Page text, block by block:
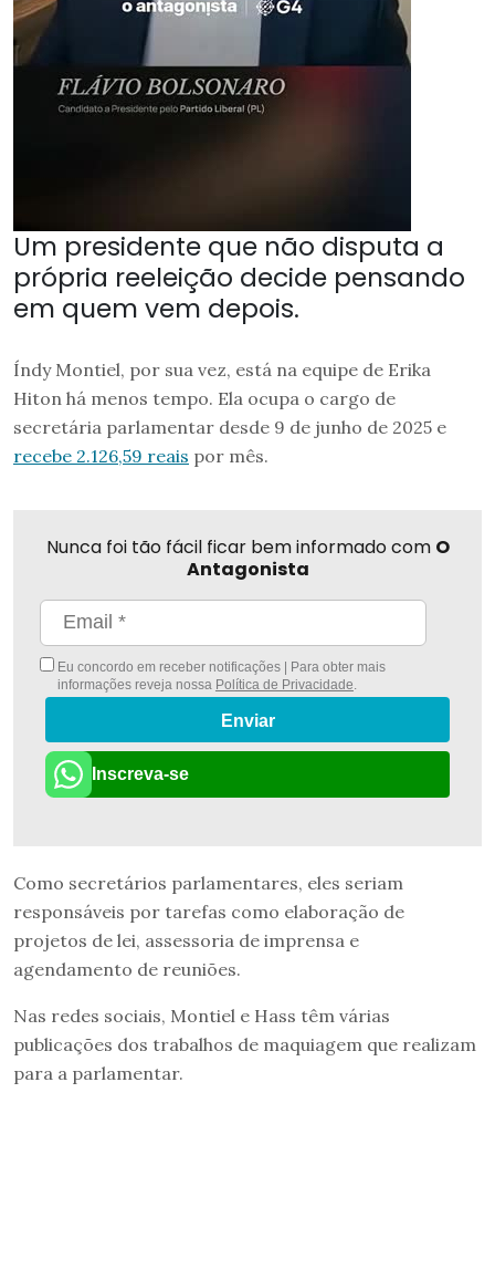
Um presidente que não disputa a
própria reeleição decide pensando
em quem vem depois.
Índy Montiel, por sua vez, está na equipe de Erika
Hiton há menos tempo. Ela ocupa o cargo de
secretária parlamentar desde 9 de junho de 2025 e
recebe 2.126,59 reais por mês.
Nunca foi tão fácil ficar bem informado com O
Antagonista
Eu concordo em receber notificações | Para obter mais
informações reveja nossa Política de Privacidade
Enviar
Inscreva-se
Como secretários parlamentares, eles seriam
responsáveis por tarefas como elaboração de
projetos de lei, assessoria de imprensa e
agendamento de reuniões.
Nas redes sociais, Montiel e Hass têm várias
publicações dos trabalhos de maquiagem que realizam
para a parlamentar.